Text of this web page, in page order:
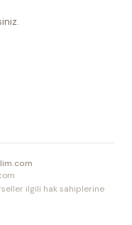
ilgili hak sahiplerine